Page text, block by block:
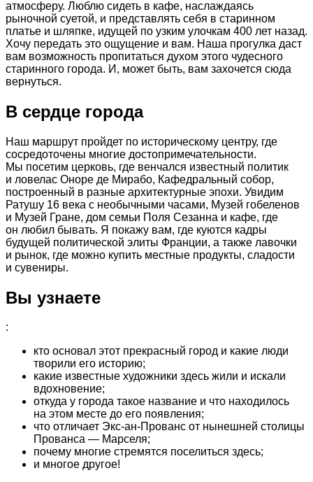
атмосферу. Люблю сидеть в кафе, наслаждаясь
рыночной суетой, и представлять себя в старинном
платье и шляпке, идущей по узким улочкам 400 лет назад.
Хочу передать это ощущение и вам. Наша прогулка даст
вам возможность пропитаться духом этого чудесного
старинного города. И, может быть, вам захочется сюда
вернуться.
В сердце города
Наш маршрут пройдет по историческому центру, где
сосредоточены многие достопримечательности.
Мы посетим церковь, где венчался известный политик
и ловелас Оноре де Мирабо, Кафедральный собор,
построенный в разные архитектурные эпохи. Увидим
Ратушу 16 века с необычными часами, Музей гобеленов
и Музей Гране, дом семьи Поля Сезанна и кафе, где
он любил бывать. Я покажу вам, где куются кадры
будущей политической элиты Франции, а также лавочки
и рынок, где можно купить местные продукты, сладости
и сувениры.
Вы узнаете
:
кто основал этот прекрасный город и какие люди
творили его историю;
какие известные художники здесь жили и искали
вдохновение;
откуда у города такое название и что находилось
на этом месте до его появления;
что отличает Экс-ан-Прованс от нынешней столицы
Прованса — Марселя;
почему многие стремятся поселиться здесь;
и многое другое!